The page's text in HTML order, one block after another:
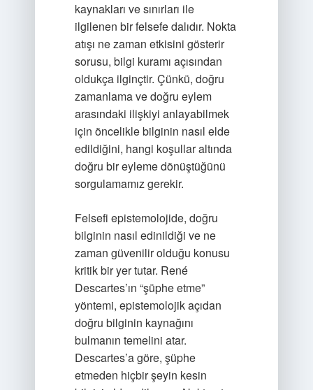
kaynakları ve sınırları ile
ilgilenen bir felsefe dalıdır. Nokta
atışı ne zaman etkisini gösterir
sorusu, bilgi kuramı açısından
oldukça ilginçtir. Çünkü, doğru
zamanlama ve doğru eylem
arasındaki ilişkiyi anlayabilmek
için öncelikle bilginin nasıl elde
edildiğini, hangi koşullar altında
doğru bir eyleme dönüştüğünü
sorgulamamız gerekir.
Felsefi epistemolojide, doğru
bilginin nasıl edinildiği ve ne
zaman güvenilir olduğu konusu
kritik bir yer tutar. René
Descartes’ın “şüphe etme”
yöntemi, epistemolojik açıdan
doğru bilginin kaynağını
bulmanın temelini atar.
Descartes’a göre, şüphe
etmeden hiçbir şeyin kesin